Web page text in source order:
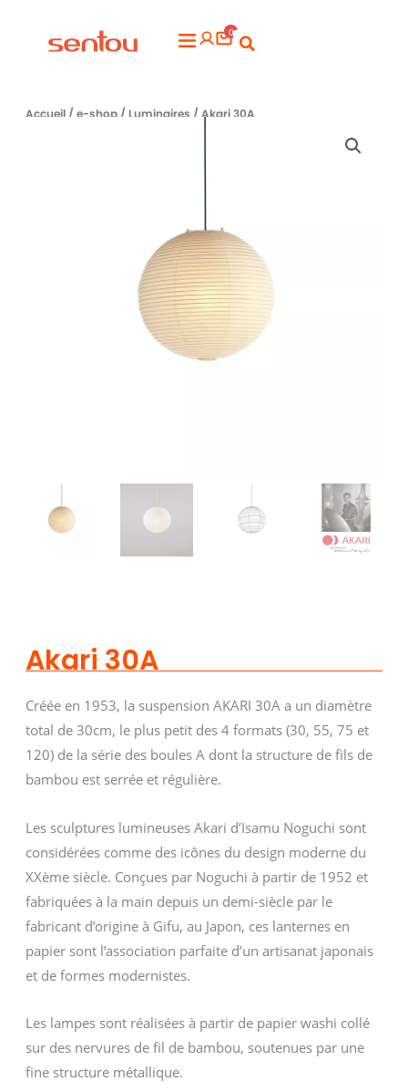
Flyout
0
Accueil/ e-shop/ Luminaires / Akari 30A
Akari 30A
Créée en 1953, la suspension AKARI 30A a un diamètre
total de 30cm, le plus petit des 4 formats (30, 55, 75 et
120) de la série des boules A dont la structure de fils de
bambou est serrée et régulière.
Les sculptures lumineuses Akari d’Isamu Noguchi sont
considérées comme des icônes du design moderne du
XXème siècle. Conçues par Noguchi à partir de 1952 et
fabriquées à la main depuis un demi-siècle par le
fabricant d’origine à Gifu, au Japon, ces lanternes en
papier sont l’association parfaite d’un artisanat japonais
et de formes modernistes.
Les lampes sont réalisées à partir de papier washi collé
sur des nervures de fil de bambou, soutenues par une
fine structure métallique.